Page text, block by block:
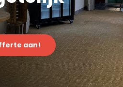
aan!